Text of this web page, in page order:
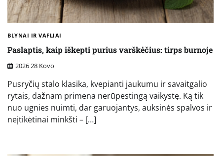
BLYNAI IR VAFLIAI
Paslaptis, kaip iškepti purius varškėčius: tirps burnoje
2026 28 Kovo
Pusryčių stalo klasika, kvepianti jaukumu ir savaitgalio
rytais, dažnam primena nerūpestingą vaikystę. Ką tik
nuo ugnies nuimti, dar garuojantys, auksinės spalvos ir
neįtikėtinai minkšti – […]